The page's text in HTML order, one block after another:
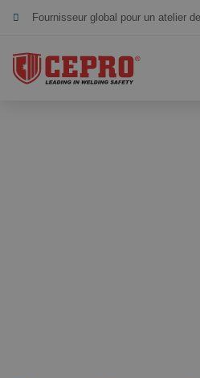
Fournisseur global pour un atelier
Dévoué & flexible
Produits certifiés